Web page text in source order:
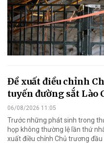
Đề xuất điều chỉnh
tuyến đường sắt Lào
06/08/2026 11:05
Trước những phát sinh trong
họp không thường lệ lần thứ
xuất điều chỉnh Chủ trương